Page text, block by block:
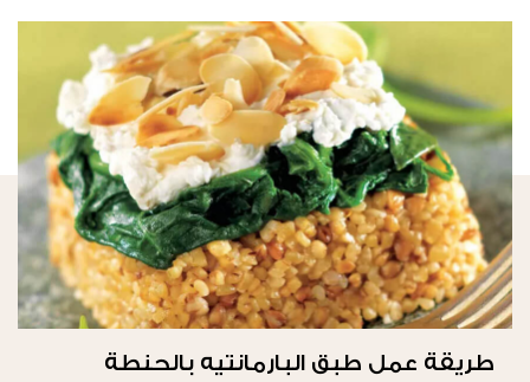
طريقة عمل طبق البارمانتيه بالحنطة